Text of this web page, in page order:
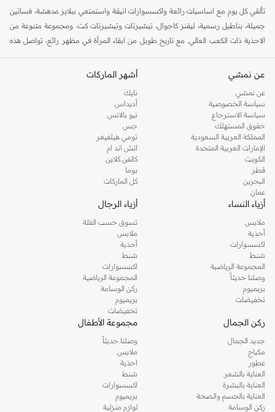
تألقي كل يوم مع اساسيات رائعة واكسسوارات انيقة واستمتعي ببلايز مدهشة، فساتين
جميلة، بناطيل رسمية، ليقنز كاجوال، تيشيرتات وتيشيرتات كت، ومجموعة متنوعة من
الاحذية ذات الكعب العالي. مع تاريخ طويل من ابقاء المرأة في مظهر رائع، تواصل هذه
كنت تقومين بتجديد خزانة ملابسك الملائمة للعمل، البحث عن فستان مثالي للحفلات او
اليه.
تسوقي دوروثي بيركنز اون لاين مسقط
تسوقي دوروثي بيركنز اون لاين من نمشي واستمتعي باكثر من الف ستايل من مجموعة
دوروثي بيركنز الشهيرة. تصفحي المجموعة كاملة في متجر دوروثي بيركنز اون لاين او
استخدمي القائمة لتحديد تجربة تسوق دوروثي بيركنز اون لاين. خدمة التوصيل السريعة
والدعم الاستثنائي يضمن لك تجربة تسوق ممتعة دائما مع نمشي.
عن نمشي
عن نمشي
سياسة الخصوصية
سياسة الاسترجاع
حقوق المستهلك
المملكة العربية السعودية
الإمارات العربية المتحدة
الكويت
قطر
البحرين
عمان
أشهر الماركات
نايك
أديداس
نيو بالانس
جس
تومي هيلفيغر
اتش اند ام
كالفن كلاين
بوما
كل الماركات
أزياء النساء
ملابس
أحذية
اكسسوارات
شنط
المجموعة الرياضية
وصلنا حديثاً
بريميوم
تخفيضات
أزياء الرجال
تسوق حسب الفئة
ملابس
أحذية
شنط
اكسسوارات
المجموعة الرياضية
ركن الوسامة
بريميوم
تخفيضات
ركن الجمال
جديد الجمال
مكياج
عطور
العناية بالشعر
العناية بالبشرة
العناية بالجسم والصحة
ركن الوسامة
مجموعة الأطفال
وصلنا حديثاً
ملابس
احذية
شنط
اكسسوارات
بريميوم
لوازم منزلية